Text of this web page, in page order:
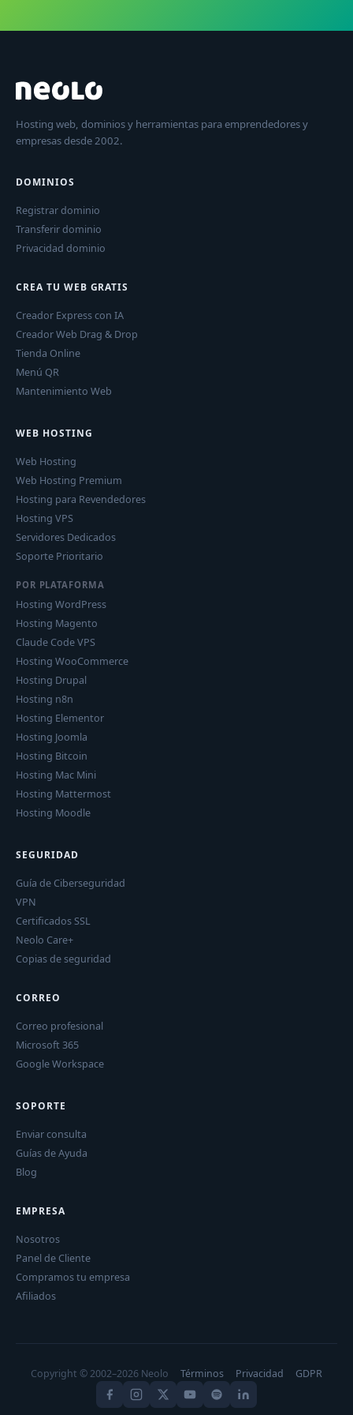
Hosting web, dominios y herramientas para emprendedores y
empresas desde 2002.
DOMINIOS
Registrar dominio
Transferir dominio
Privacidad dominio
CREA TU WEB GRATIS
Creador Express con IA
Creador Web Drag & Drop
Tienda Online
Menú QR
Mantenimiento Web
WEB HOSTING
Web Hosting
Web Hosting Premium
Hosting para Revendedores
Hosting VPS
Servidores Dedicados
Soporte Prioritario
POR PLATAFORMA
Hosting WordPress
Hosting Magento
Claude Code VPS
Hosting WooCommerce
Hosting Drupal
Hosting n8n
Hosting Elementor
Hosting Joomla
Hosting Bitcoin
Hosting Mac Mini
Hosting Mattermost
Hosting Moodle
SEGURIDAD
Guía de Ciberseguridad
VPN
Certificados SSL
Neolo Care+
Copias de seguridad
CORREO
Correo profesional
Microsoft 365
Google Workspace
SOPORTE
Enviar consulta
Guías de Ayuda
Blog
EMPRESA
Nosotros
Panel de Cliente
Compramos tu empresa
Afiliados
Copyright © 2002–2026 Neolo Términos Privacidad GDPR